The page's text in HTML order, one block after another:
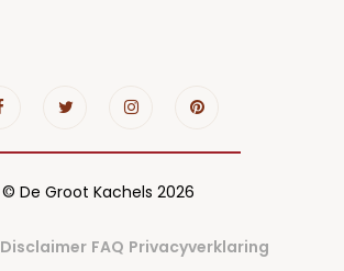
© De Groot Kachels 2026
Disclaimer FAQ Privacyverklaring